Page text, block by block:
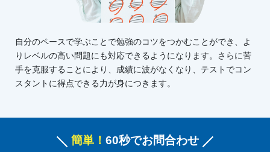
自分のペースで学ぶことで勉強のコツをつかむことができ、よ
りレベルの高い問題にも対応できるようになります。さらに苦
手を克服することにより、成績に波がなくなり、テストでコン
スタントに得点できる力が身につきます。
簡単！ 60秒でお問合わせ